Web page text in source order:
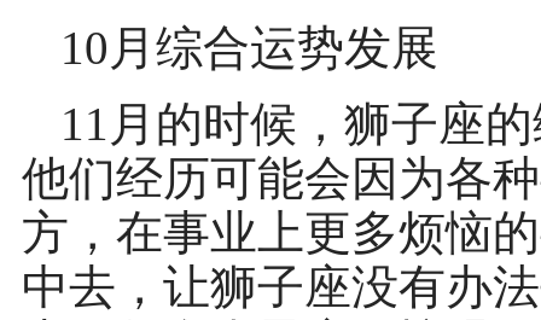
10月综合运势发展
11月的时候，狮子座
他们经历可能会因为各
方，在事业上更多烦恼
中去，让狮子座没有办